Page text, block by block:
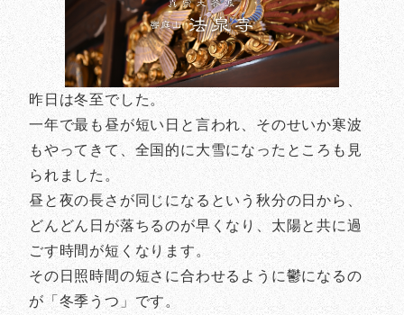
昨日は冬至でした。
一年で最も昼が短い日と言われ、そのせいか寒波
もやってきて、全国的に大雪になったところも見
られました。
昼と夜の長さが同じになるという秋分の日から、
どんどん日が落ちるのが早くなり、太陽と共に過
ごす時間が短くなります。
その日照時間の短さに合わせるように鬱になるの
が「冬季うつ」です。